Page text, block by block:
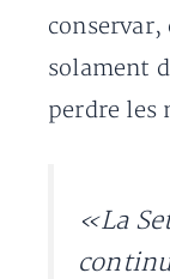
solament
perdre les
«La